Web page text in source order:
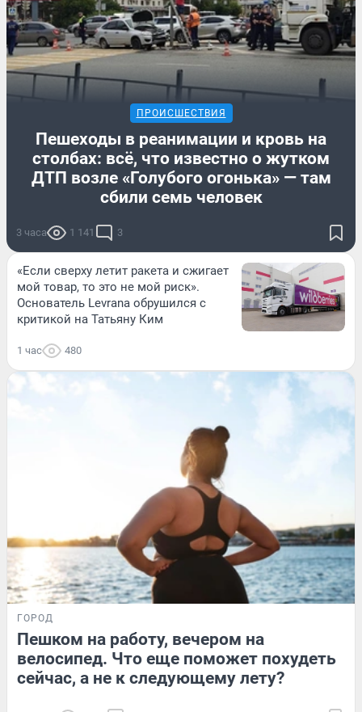
ПРОИСШЕСТВИЯ
Пешеходы в реанимации и кровь на
столбах: всё, что известно о жутком
ДТП возле «Голубого огонька» — там
сбили семь человек
3 часа 1 141 3
«Если сверху летит ракета и сжигает
мой товар, то это не мой риск».
Основатель Levrana обрушился с
критикой на Татьяну Ким
1 час 480
ГОРОД
Пешком на работу, вечером на
велосипед. Что еще поможет похудеть
сейчас, а не к следующему лету?